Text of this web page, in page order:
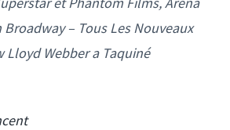
Broadway – Tous Les Nouveaux
Lloyd Webber a Taquiné